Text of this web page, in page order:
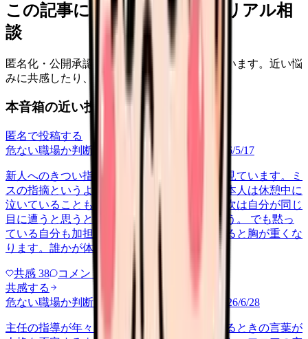
この記事に近い看護師さんのリアル相
談
匿名化・公開承認済みの本音だけを表示しています。近い悩
みに共感したり、自分の状況を投稿できます。
本音箱の近い投稿
匿名で投稿する
危ない職場か判断してほしい
ningen-kankei 2026/5/17
新人へのきつい指導を、毎日のように間近で見ています。ミ
スの指摘というより人格に触れる言い方で、本人は休憩中に
泣いていることもあります。私が口を挟めば次は自分が同じ
目に遭うと思うと、見て見ぬふりをしてしまう。 でも黙っ
ている自分も加担している気がして、夜になると胸が重くな
ります。誰かが体調を崩してか…
共感 38 コメント
共感する
危ない職場か判断してほしい
2026/6/28
主任の指導が年々きつくなり、ミスを指摘するときの言葉が